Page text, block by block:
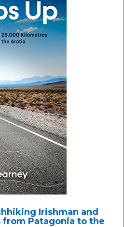
Irishman and
Patagonia to the